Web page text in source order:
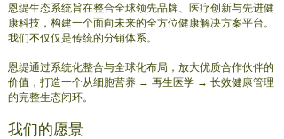
恩缇生态系统旨在整合全球领先品牌、医疗创新与先进健
康科技，构建一个面向未来的全方位健康解决方案平台。
我们不仅仅是传统的分销体系。
恩缇通过系统化整合与全球化布局，放大优质合作伙伴的
价值，打造一个从细胞营养 → 再生医学 → 长效健康管理
的完整生态闭环。
我们的愿景